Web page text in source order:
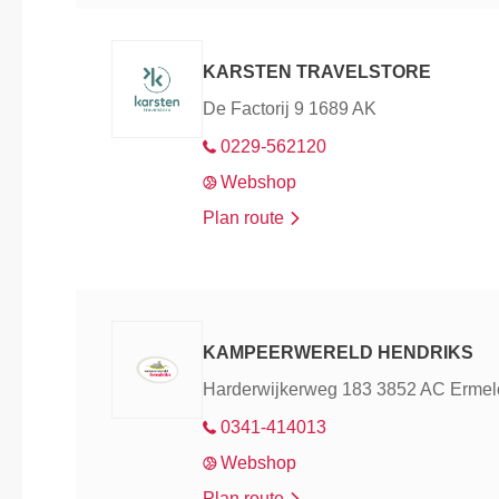
KARSTEN TRAVELSTORE
De Factorij 9 1689 AK
0229-562120
Webshop
Plan route
KAMPEERWERELD HENDRIKS
Harderwijkerweg 183 3852 AC
0341-414013
Webshop